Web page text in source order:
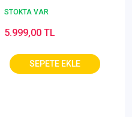
Kablosuz Gaming
STOKTA VAR
5.999,00 TL